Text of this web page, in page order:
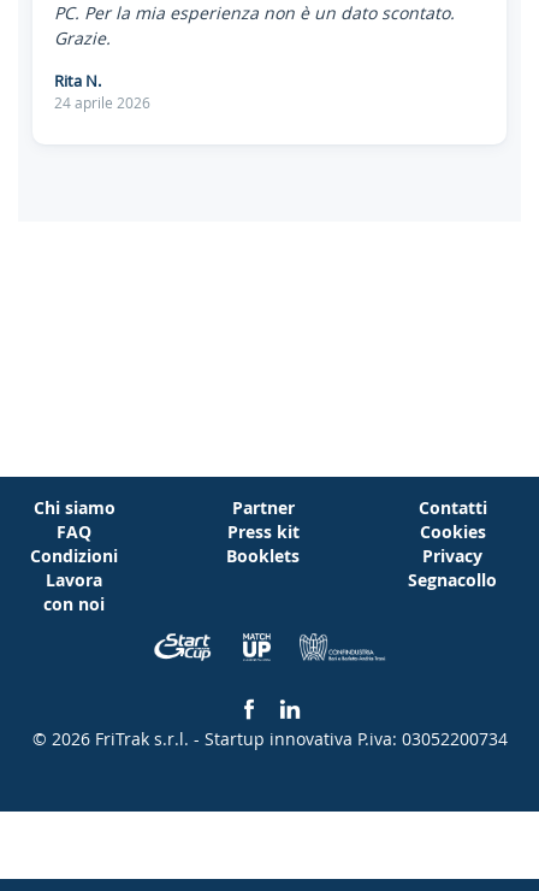
PC. Per la mia esperienza non è un dato scontato.
Grazie.
Rita N.
24 aprile 2026
Chi siamo
FAQ
Condizioni
Lavora
con noi
Partner
Press kit
Booklets
Contatti
Cookies
Privacy
Segnacollo
© 2026 FriTrak s.r.l. - Startup innovativa P.iva: 03052200734